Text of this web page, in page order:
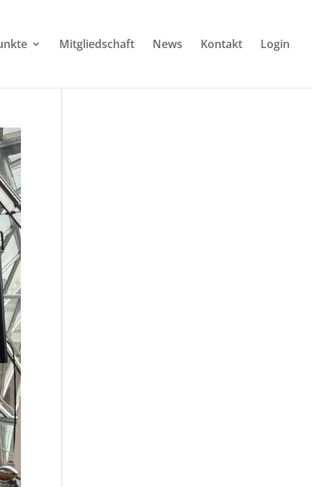
Mitgliedschaft News Kontakt Login